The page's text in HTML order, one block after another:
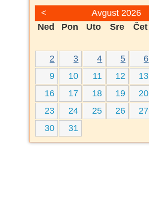
<
Avgust 2026
Ned
Pon Uto Sre Čet
2
3 4 5 6
9
10 11 12 13
16
17 18 19 20
23
24 25 26 27
30
31